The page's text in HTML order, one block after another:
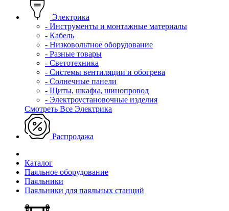
Электрика
- Инструменты и монтажные материалы
- Кабель
- Низковольтное оборудование
- Разные товары
- Светотехника
- Системы вентиляции и обогрева
- Солнечные панели
- Щиты, шкафы, шинопровод
- Электроустановочные изделия
Смотреть Все Электрика
Распродажа
Каталог
Паяльное оборудование
Паяльники
Паяльники для паяльных станций